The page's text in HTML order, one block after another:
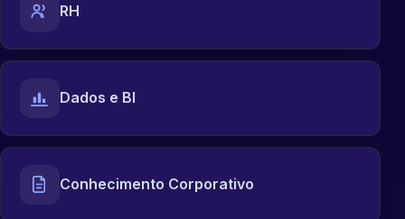
RH
Dados e BI
Conhecimento Corporativo